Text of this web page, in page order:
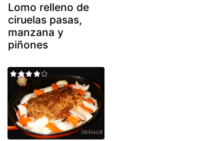
Lomo relleno de
ciruelas pasas,
manzana y
piñones